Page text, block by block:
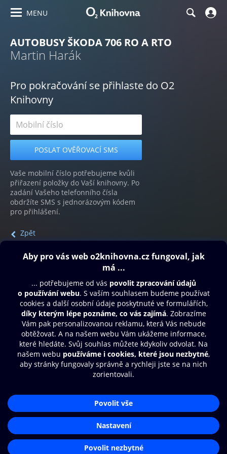
MENU
AUTOBUSY ŠKODA 706 RO A RTO
Martin Harák
Pro pokračování se přihlaste do O2
Knihovny
Vaše mobilní číslo potřebujeme kvůli
přiřazení položky do Vaší knihovny. Po
zadání Vašeho telefonního čísla
obdržíte SMS s jednorázovým kódem
pro přihlášení.
Zpět
Obsah ke stažení
Moje O2 Knihovna
Další zábava
© O2 Czech Republic a.s.
Přístupnost
Zásady zpracování osobních údajů
Nastavení cookies
Aplikace O2 Knihovna
Čti a poslouchej své e-knihy a
audioknihy rychleji a pohodlněji.